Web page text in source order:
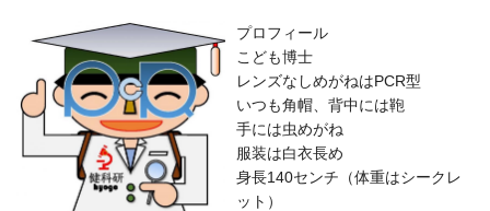
プロフィール
こども博士
レンズなしめがねはPCR型
いつも角帽、背中には鞄
手には虫めがね
服装は白衣長め
身長140センチ（体重はシークレ
ット）